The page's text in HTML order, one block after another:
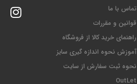
تماس با ما
قوانین و مقررات
راهنمای خرید کالا از فروشگاه
آموزش نحوه اندازه گیری سایز
نحوه ثبت سفارش از سایت
OutLet